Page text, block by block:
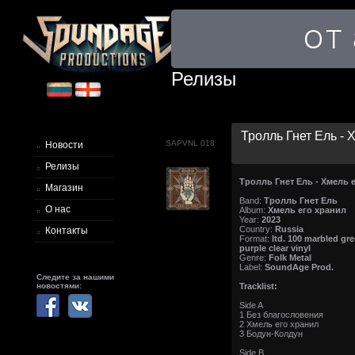
Новости
Релизы
Магазин
О нас
Контакты
Следите за нашими
новостями:
Релизы
SAPVNL 018
Тролль Гнет Ель -
Тролль Гнет Ель - Хмель
Band: Тролль Гнет Ель
Album: Хмель его хранил
Year: 2023
Country: Russia
Format: ltd. 100 marbled
purple clear vinyl
Genre: Folk Metal
Label: SoundAge Prod.
Tracklist:
Side A
1 Без благословения
2 Хмель его хранил
3 Бодун-Колдун
Side B